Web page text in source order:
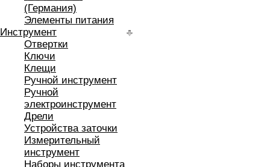
(Германия)
Элементы питания
Инструмент
Отвертки
Ключи
Клещи
Ручной инструмент
Ручной
электроинструмент
Дрели
Устройства заточки
Измерительный
инструмент
Наборы инструмента